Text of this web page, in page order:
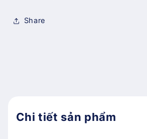
Share
Chi tiết sản phẩm